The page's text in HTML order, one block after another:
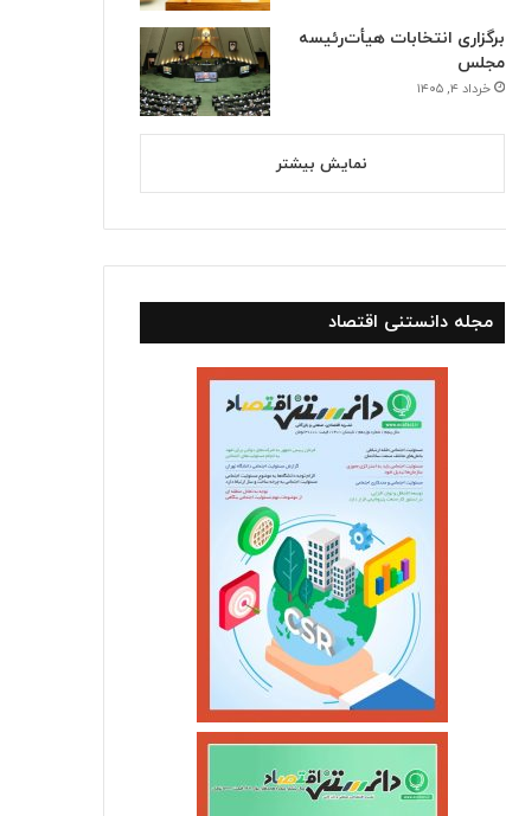
اسفند ۴, ۱۴۰۴ اسفند ۴, ۱۴۰۴
برگزاری انتخابات هیأت‌رئیسه
مجلس
خرداد ۴, ۱۴۰۵
نمایش بیشتر
مجله دانستنی اقتصاد